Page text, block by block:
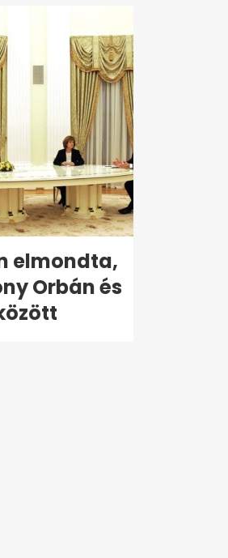
elmondta,
Orbán és